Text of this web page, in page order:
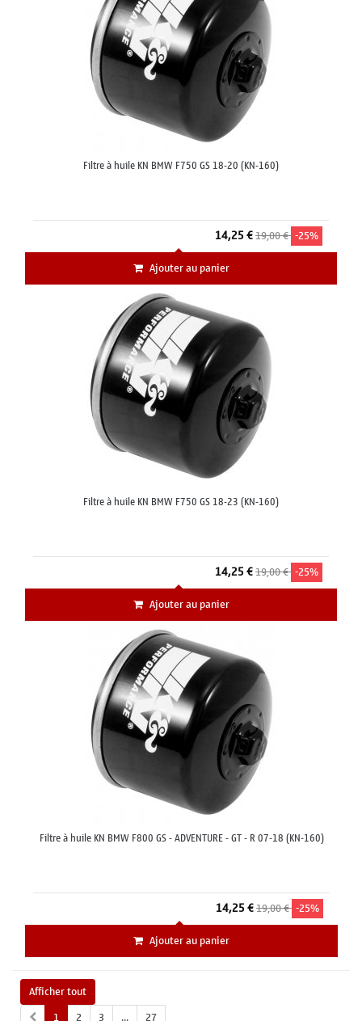
Filtre à huile KN BMW F750 GS 18-20 (KN-160)
14,25 €19,00 € -25%
Ajouter au panier
Filtre à huile KN BMW F750 GS 18-23 (KN-160)
14,25 €19,00 € -25%
Ajouter au panier
Filtre à huile KN BMW F800 GS - ADVENTURE - GT - R 07-18 (KN-160)
14,25 €19,00 € -25%
Ajouter au panier
Afficher tout